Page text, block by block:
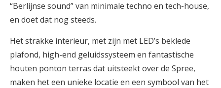
“Berlijnse sound” van minimale techno en tech-house,
en doet dat nog steeds.
Het strakke interieur, met zijn met LED’s beklede
plafond, high-end geluidssysteem en fantastische
houten ponton terras dat uitsteekt over de Spree,
maken het een unieke locatie en een symbool van het